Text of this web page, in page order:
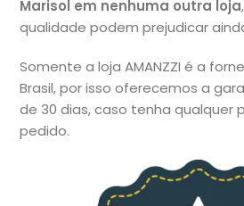
Marisol em nenhuma outra loja
qualidade podem prejudicar
Somente a loja AMANZZI é a
Brasil, por isso oferecemos a
de 30 dias, caso tenha qualquer
pedido.